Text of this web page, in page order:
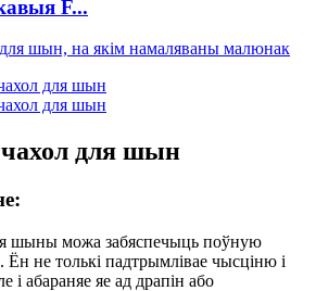
F...
для шын
шыны можа забяспечыць поўную
не толькі падтрымлівае чысціню і
і абараняе яе ад драпін або